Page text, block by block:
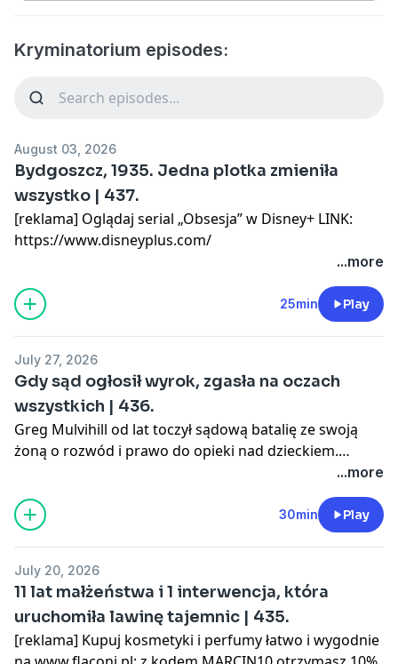
Kryminatorium episodes:
August 03, 2026
Bydgoszcz, 1935. Jedna plotka zmieniła
wszystko | 437.
[reklama] Oglądaj serial „Obsesja” w Disney+ LINK:
https://www.disneyplus.com/
OPIS SPRAWY Z ODCINKA: Bydgoszcz, luty 1935 roku.
Mężczyzna wchodzi do domu swojej znajomej przez
otwarte drzwi. W ciemności potyka się o coś i zapala
Kilka dni później policja aresztuje sprawców, a gdy w
końcu na sali sądowej ujawniony zostaje prawdziwy
motyw zbrodni, ludzie nie mogą uwierzyć własnym
uszom.
...more
25min Play
July 27, 2026
Gdy sąd ogłosił wyrok, zgasła na oczach
wszystkich | 436.
Greg Mulvihill od lat toczył sądową batalię ze swoją
żoną o rozwód i prawo do opieki nad dzieckiem.
Pewnego wieczoru odebrał tajemniczy telefon od
prywatnego detektywa, który twierdził, że posiada
dokumenty mogące go zainteresować i pomóc w
sądzie. Mężczyzna, jadąc na umówione spotkanie, nie
wydarzeń. Zamiast dokumentów czekało na niego coś
znacznie bardziej niebezpiecznego…
...more
30min Play
July 20, 2026
11 lat małżeństwa i 1 interwencja, która
uruchomiła lawinę tajemnic | 435.
[reklama] Kupuj kosmetyki i perfumy łatwo i wygodnie